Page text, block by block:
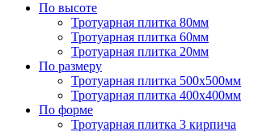
По высоте
Тротуарная плитка 80мм
Тротуарная плитка 60мм
Тротуарная плитка 20мм
По размеру
Тротуарная плитка 500x500мм
Тротуарная плитка 400x400мм
По форме
Тротуарная плитка 3 кирпича